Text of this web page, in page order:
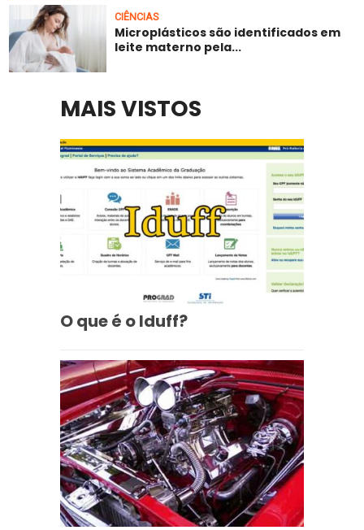
CIÊNCIAS
Microplásticos são identificados em
leite materno pela...
MAIS VISTOS
O que é o Iduff?